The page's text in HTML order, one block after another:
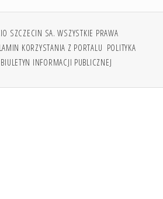
SZCZECIN SA. WSZYSTKIE PRAWA
KORZYSTANIA Z PORTALU POLITYKA
BIULETYN INFORMACJI PUBLICZNEJ